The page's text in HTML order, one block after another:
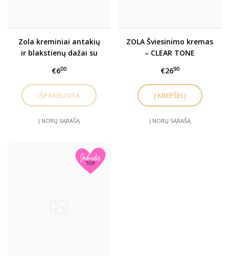
Zola kreminiai antakių
ir blakstienų dažai su
€600
Į NORŲ SĄRAŠĄ
ZOLA Šviesinimo kremas
– CLEAR TONE
€2690
Į NORŲ SĄRAŠĄ